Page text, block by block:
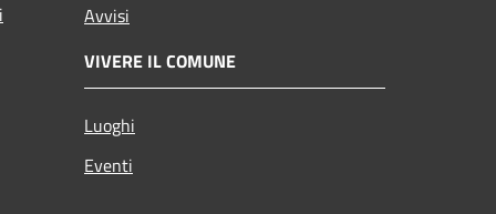
Avvisi
VIVERE IL COMUNE
Luoghi
Eventi